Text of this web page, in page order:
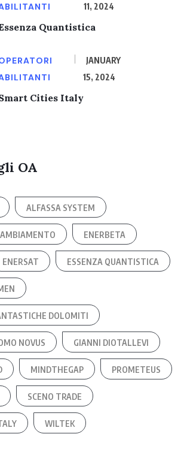
11, 2024
Quantistica
JANUARY
15, 2024
Cities Italy
OA
ALFASSA SYSTEM
ENERBETA
ENERSAT ESSENZA QUANTISTICA
DOLOMITI
NOVUS GIANNI DIOTALLEVI
MINDTHEGAP PROMETEUS
SCENO TRADE
WILTEK